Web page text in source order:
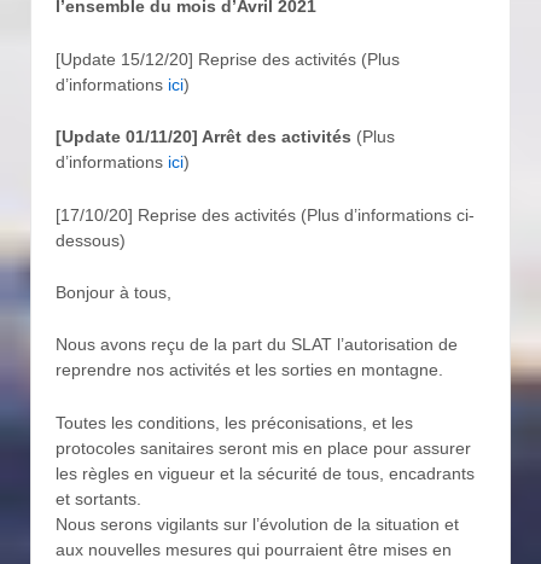
l’ensemble du mois d’Avril 2021
[Update 15/12/20] Reprise des activités (Plus
d’informations ici)
[Update 01/11/20] Arrêt des activités (Plus
d’informations ici)
[17/10/20] Reprise des activités (Plus d’informations ci-
dessous)
Bonjour à tous,
Nous avons reçu de la part du SLAT l’autorisation de
reprendre nos activités et les sorties en montagne.
Toutes les conditions, les préconisations, et les
protocoles sanitaires seront mis en place pour assurer
les règles en vigueur et la sécurité de tous, encadrants
et sortants.
Nous serons vigilants sur l’évolution de la situation et
aux nouvelles mesures qui pourraient être mises en